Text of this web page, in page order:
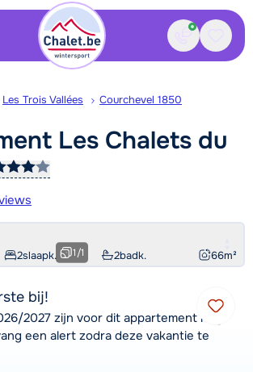
Contact
Les Trois Vallées Courchevel 1850
Les Chalets du
2slaapk. 2badk. 66m²
1/1
bij!
2027 zijn voor dit appartement nog
een alert zodra deze vakantie te